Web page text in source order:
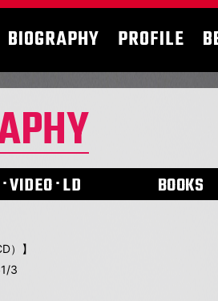
BIOGRAPHY PROFILE
VIDEO･LD BOOKS
）】
3